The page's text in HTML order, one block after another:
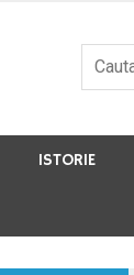
ISTORIE